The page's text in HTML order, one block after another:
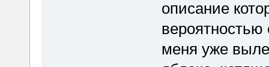
описание
вероятностью
меня уже